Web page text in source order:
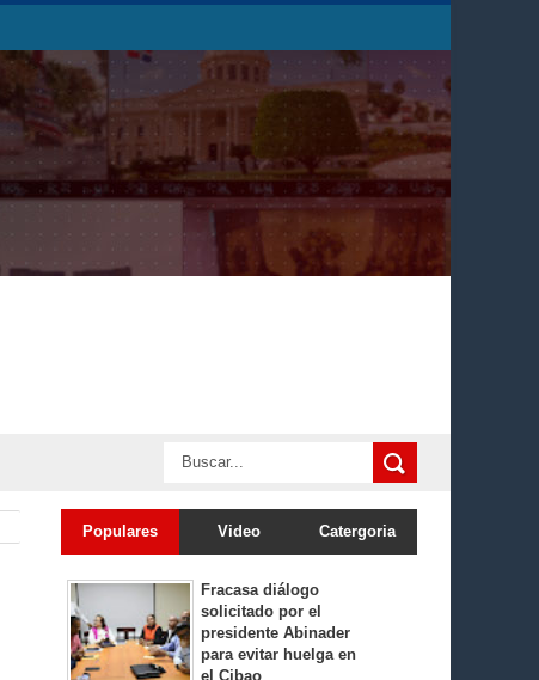
Populares Video Catergoria
Fracasa diálogo
solicitado por el
presidente Abinader
para evitar huelga en
el Cibao